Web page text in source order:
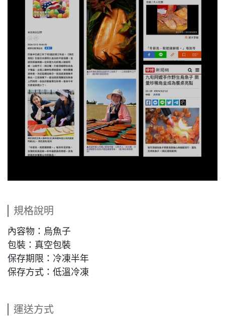
規格說明
內容物：烏魚子
包裝：真空包裝
保存期限：冷凍半年
保存方式：低溫冷凍
運送方式